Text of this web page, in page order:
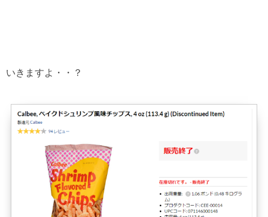
いきますよ・・？